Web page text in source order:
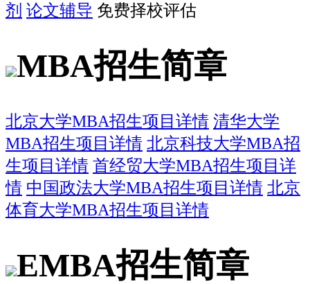
剂 论文辅导 免费择校评估
MBA招生简章
北京大学MBA招生项目详情 清华大学
MBA招生项目详情 北京科技大学MBA招
生项目详情 首经贸大学MBA招生项目详
情 中国政法大学MBA招生项目详情 北京
体育大学MBA招生项目详情
EMBA招生简章